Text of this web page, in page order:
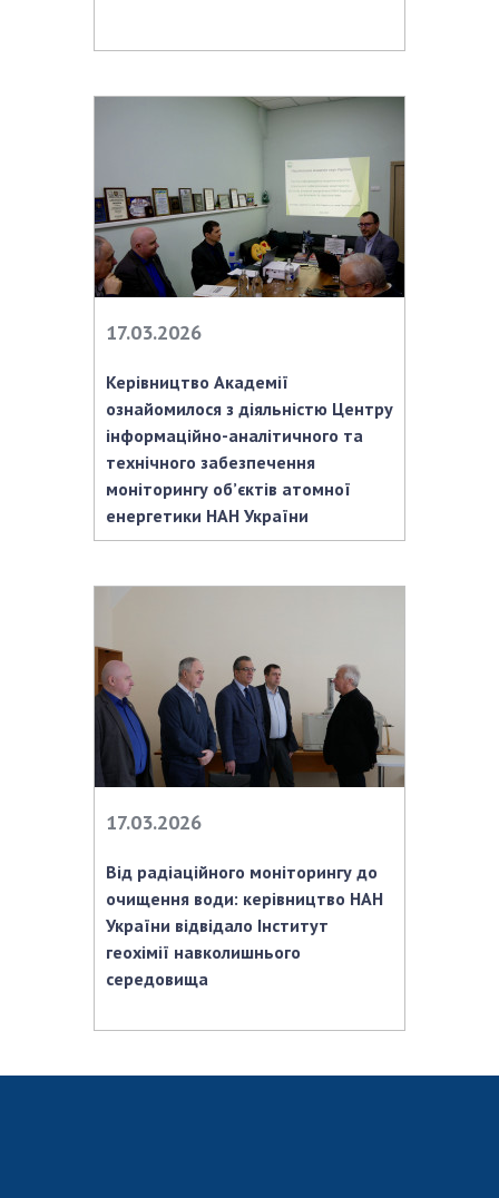
Державний бюджет НАН України
Вибори до складу НАН України
НОВИНИ
ЗАСІДАННЯ ПРЕЗИДІЇ НАН УКРАЇНИ
НАУКОВІ ВИДАННЯ
МЕДІА ПРО НАС
АКАДЕМІЯ КОМЕНТУЄ
КОНТАКТИ
ПРОФСПІЛКА НАН УКРАЇНИ
КАБІНЕТ
17.03.2026
Керівництво Академії
ознайомилося з діяльністю Центру
інформаційно-аналітичного та
технічного забезпечення
моніторингу об’єктів атомної
енергетики НАН України
17.03.2026
Від радіаційного моніторингу до
очищення води: керівництво НАН
України відвідало Інститут
геохімії навколишнього
середовища